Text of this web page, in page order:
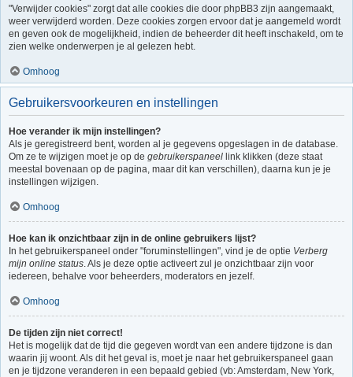
"Verwijder cookies" zorgt dat alle cookies die door phpBB3 zijn aangemaakt,
weer verwijderd worden. Deze cookies zorgen ervoor dat je aangemeld wordt
en geven ook de mogelijkheid, indien de beheerder dit heeft inschakeld, om te
zien welke onderwerpen je al gelezen hebt.
Omhoog
Gebruikersvoorkeuren en instellingen
Hoe verander ik mijn instellingen?
Als je geregistreerd bent, worden al je gegevens opgeslagen in de database.
Om ze te wijzigen moet je op de gebruikerspaneel link klikken (deze staat
meestal bovenaan op de pagina, maar dit kan verschillen), daarna kun je je
instellingen wijzigen.
Omhoog
Hoe kan ik onzichtbaar zijn in de online gebruikers lijst?
In het gebruikerspaneel onder "foruminstellingen", vind je de optie Verberg
mijn online status. Als je deze optie activeert zul je onzichtbaar zijn voor
iedereen, behalve voor beheerders, moderators en jezelf.
Omhoog
De tijden zijn niet correct!
Het is mogelijk dat de tijd die gegeven wordt van een andere tijdzone is dan
waarin jij woont. Als dit het geval is, moet je naar het gebruikerspaneel gaan
en je tijdzone veranderen in een bepaald gebied (vb: Amsterdam, New York,